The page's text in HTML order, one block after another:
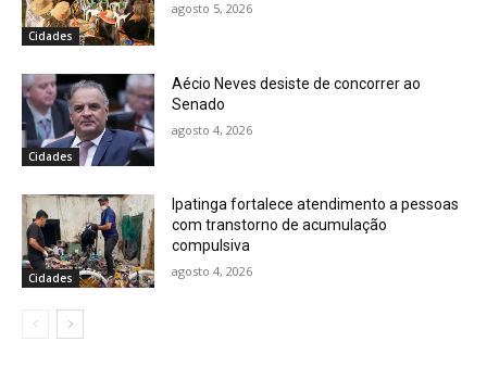
Cidades
agosto 5, 2026
Cidades
Aécio Neves desiste de concorrer ao
Senado
agosto 4, 2026
Cidades
Ipatinga fortalece atendimento a pessoas
com transtorno de acumulação
compulsiva
agosto 4, 2026